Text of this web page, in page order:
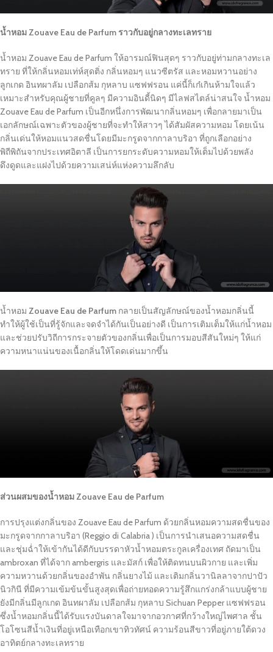
น้ำหอม Zouave Eau de Parfum ราวกับอยู่กลางทะเลทราย
น้ำหอม Zouave Eau de Parfum ให้อารมณ์ฟินสุดๆ ราวกับอยู่ท่ามกลางทะเล
ทราย ที่ให้กลิ่นหอมเท่ห์สุดติ่ง กลิ่นหอมๆ แนวซีตรัส และหอมหวานอย่าง
ลูกเกด อินทผาลัม เปลือกส้ม กุหลาบ แซฟฟรอน แค่นี้ก็เก๋เกินห้ามใจแล้ว
เหมาะสำหรับคุณผู้ชายที่คูลๆ มีความอินดี้นิดๆ มีไลฟสไตล์น่าสนใจ น้ำหอม
Zouave Eau de Parfum เป็นอีกหนึ่งการพัฒนากลิ่นหอมๆ เพื่อกลายมาเป็น
เอกลักษณ์เฉพาะตัวของผู้ชายที่จะทำให้สาวๆ ได้สัมผัสความหอม โดยเน้น
กลิ่นเด่นให้หอมแนวสดชื่นโดยมีมะกรูดจากกาลาบริอา ที่ถูกเลือกอย่าง
พิถีพิถันจากประเทศอิตาลี เป็นการยกระดับความหอมให้เต็มไปด้วยพลัง
ดึงดูดและแฝงไปด้วยความเสน่ห์แห่งความลึกลับ
น้ำหอม Zouave Eau de Parfum กลายเป็นสัญลักษณ์ของน้ำหอมกลิ่นนี้
ทำให้ผู้ใช้เป็นที่รู้จักและจดจำได้กันเป็นอย่างดี เป็นการเติมเต็มให้แก่น้ำหอม
และช่วยปรับวิถีการกระจายตัวของกลิ่นเพื่อเป็นการมอบสีสันใหม่ๆ ให้แก่
ความหนาแน่นของเนื้อกลิ่นให้โดดเด่นมากขึ้น
ส่วนผสมของน้ำหอม Zouave Eau de Parfum
การปรุงแต่งกลิ่นของ Zouave Eau de Parfum ด้วยกลิ่นหอมความสดชื่นของ
มะกรูดจากกาลาบริอา (Reggio di Calabria ) เป็นการนำเสนอความสดชื่น
และชุ่มฉ่ำให้เข้ากันได้ดีกับบรรดาหัวน้ำหอมตระกูลเครื่องเทศ ถัดมาเป็น
ambroxan ที่ได้จาก ambergris และมัสก์ เพื่อให้ติดทนบนผิวกาย และเพิ่ม
ความหวานด้วยกลิ่นของอำพัน กลิ่นยางไม้ และเติมกลิ่นวานิลลาจากปาปัว
นิวกินี ที่มีความเข้มข้นขั้นสูงสุดเพื่อถ่ายทอดความรู้สึกแกร่งกล้าแบบผู้ชาย
ยังมีกลิ่นมีลูกเกด อินทผาลัม เปลือกส้ม กุหลาบ Sichuan Pepper แซฟฟรอน
ซึ่งน้ำหอมกลิ่นนี้ได้รับแรงบันดาลใจมาจากอวกาศที่กว้างใหญ่ไพศาล ชั้น
โอโซนสีน้ำเงินที่อยู่เหนือเทือกเขาทิวทัศน์ ความร้อนสีขาวที่อยู่ภายใต้ดวง
อาทิตย์กลางทะเลทราย